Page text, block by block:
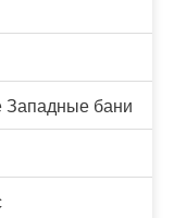
Западные бани